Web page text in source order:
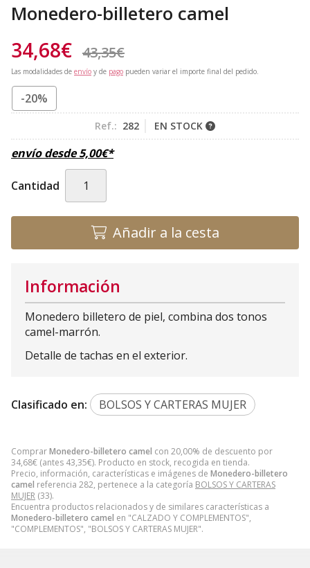
Monedero-billetero camel
34,68€ 43,35€
Las modalidades de envío y de pago pueden variar el importe final del pedido.
-20%
Ref.: 282 EN STOCK
envío desde5,00€*
Cantidad
Añadir a la cesta
ComprarMonedero-billetero camel con 20,00% de descuento por
34,68€ (antes 43,35€). Producto en stock, recogida en tienda.
Precio, información, características e imágenes de Monedero-billetero
camel referencia 282, pertenece a la categoría BOLSOS Y CARTERAS
MUJER (33).
Encuentra productos relacionados y de similares características a
Monedero-billetero camel en "CALZADO Y COMPLEMENTOS",
"COMPLEMENTOS", "BOLSOS Y CARTERAS MUJER".
Información
Monedero billetero de piel, combina dos tonos
camel-marrón.
Detalle de tachas en el exterior.
Clasificado en: BOLSOS Y CARTERAS MUJER